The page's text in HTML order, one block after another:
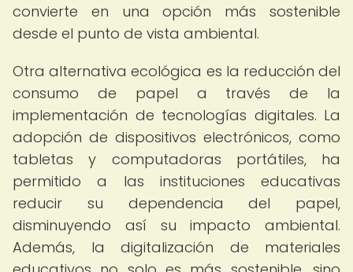
convierte en una opción más sostenible
desde el punto de vista ambiental.
Otra alternativa ecológica es la reducción del
consumo de papel a través de la
implementación de tecnologías digitales. La
adopción de dispositivos electrónicos, como
tabletas y computadoras portátiles, ha
permitido a las instituciones educativas
reducir su dependencia del papel,
disminuyendo así su impacto ambiental.
Además, la digitalización de materiales